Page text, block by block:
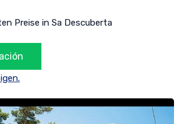
Preise in Sa Descuberta